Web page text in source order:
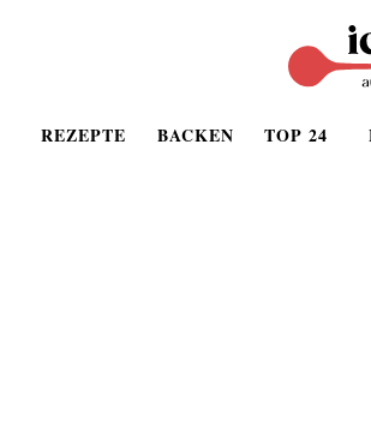
REZEPTE BACKEN TOP 24